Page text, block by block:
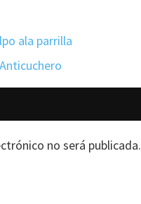
ala parrilla
no será publicada.